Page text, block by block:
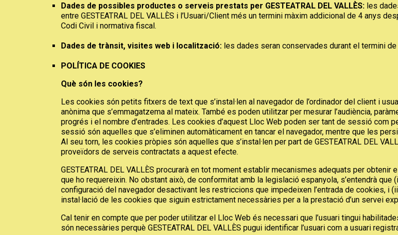
Dades de possibles productes o serveis prestats per GESTEATRAL DEL VALLÈS: les
entre GESTEATRAL DEL VALLÈS i l’Usuari/Client més un termini màxim addicional de 4 anys
Codi Civil i normativa fiscal.
Dades de trànsit, visites web i localització: les dades seran conservades durant el termini
POLÍTICA DE COOKIES
Què són les cookies?
Les cookies són petits fitxers de text que s’instal·len al navegador de l’ordinador del client i
anònima que s’emmagatzema al mateix. També es poden utilitzar per mesurar l’audiència,
progrés i el nombre d’entrades. Les cookies d’aquest Lloc Web poden ser tant de sessió
sessió són aquelles que s’eliminen automàticament en tancar el navegador, mentre que les
Al seu torn, les cookies pròpies són aquelles que s’instal·len per part de GESTEATRAL DEL
proveïdors de serveis contractats a aquest efecte.
GESTEATRAL DEL VALLÈS procurarà en tot moment establir mecanismes adequats per
que ho requereixin. No obstant això, de conformitat amb la legislació espanyola, s’entendrà que
configuració del navegador desactivant les restriccions que impedeixen l’entrada de cookies, i
instal·lació de les cookies que siguin estrictament necessàries per a la prestació d’un servei
Cal tenir en compte que per poder utilitzar el Lloc Web és necessari que l’usuari tingui
són necessàries perquè GESTEATRAL DEL VALLÈS pugui identificar l’usuari com a usuari